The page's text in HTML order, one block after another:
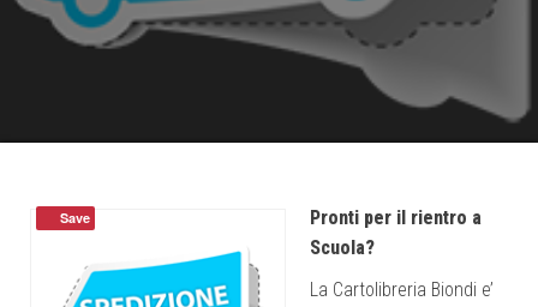
Pronti per il rientro a
Scuola?
La Cartolibreria Biondi e’
Save